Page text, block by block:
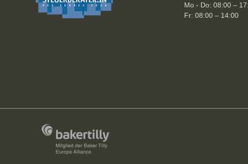
Mo - Do: 08:00 –
Fr: 08:00 – 14:00